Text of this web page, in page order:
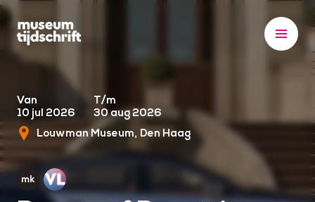
S
k
c
o
n
Van
10 jul 2026
T/m
30 aug 2026
Louwman Museum Den Haag